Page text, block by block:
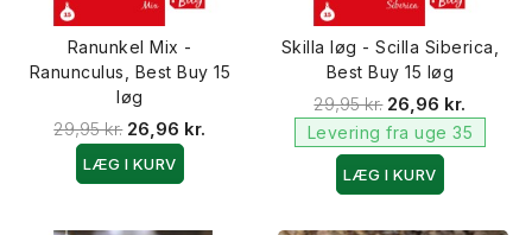
Ranunkel Mix -
Ranunculus, Best Buy 15
løg
29,95 kr. 26,96 kr.
LÆG I KURV
Skilla løg - Scilla Siberica,
Best Buy 15 løg
29,95 kr. 26,96 kr.
Levering fra uge 35
LÆG I KURV